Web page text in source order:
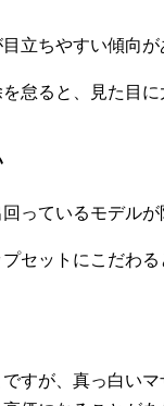
立ちやすい傾向が
怠ると、見た目
っているモデルが
セットにこだわ
すが、真っ白い